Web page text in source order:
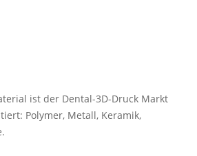
ist der Dental-3D-Druck Markt
Polymer, Metall, Keramik,